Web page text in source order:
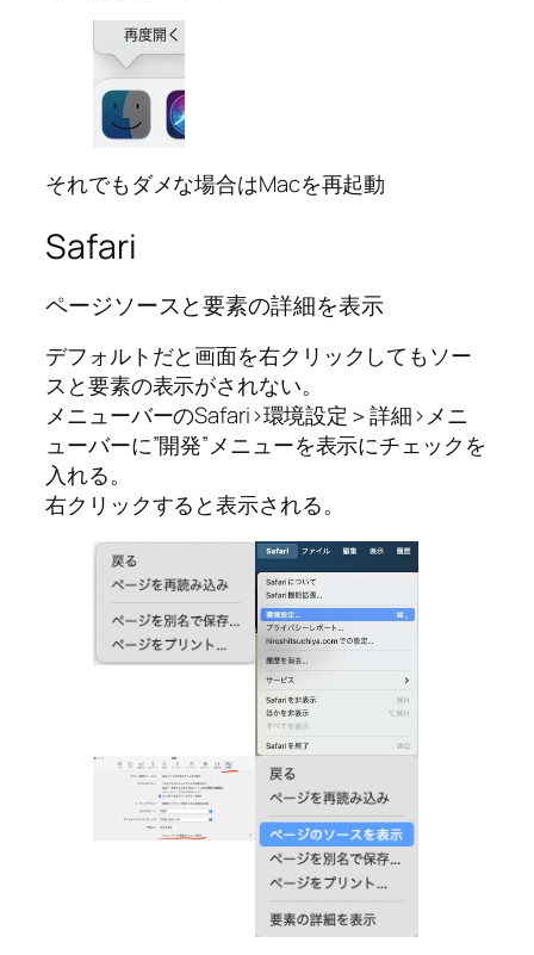
それでもダメな場合はMacを再起動
Safari
ページソースと要素の詳細を表示
デフォルトだと画面を右クリックしてもソー
スと要素の表示がされない。
メニューバーのSafari>環境設定＞詳細>メニ
ューバーに”開発”メニューを表示にチェックを
入れる。
右クリックすると表示される。